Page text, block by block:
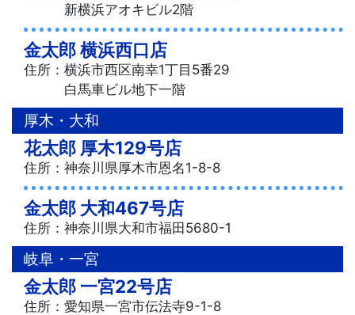
新横浜アオキビル2階
金太郎 横浜西口店
住所：横浜市西区南幸1丁目5番29
白馬車ビル地下一階
厚木・大和
花太郎 厚木129号店
住所：神奈川県厚木市恩名1-8-8
金太郎 大和467号店
住所：神奈川県大和市福田5680-1
岐阜・一宮
金太郎 一宮22号店
住所：愛知県一宮市伝法寺9-1-8